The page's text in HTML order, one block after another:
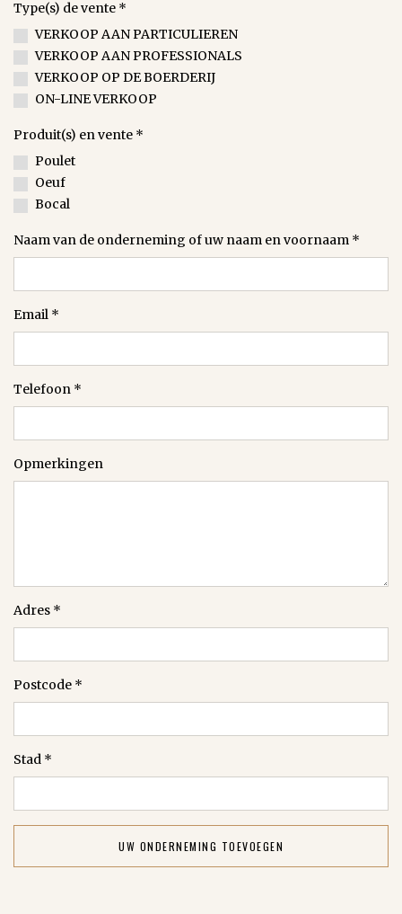
Type(s) de vente *
VERKOOP AAN PARTICULIEREN
VERKOOP AAN PROFESSIONALS
VERKOOP OP DE BOERDERIJ
ON-LINE VERKOOP
Produit(s) en vente *
Poulet
Oeuf
Bocal
Naam van de onderneming of uw naam en voornaam *
Email *
Telefoon *
Opmerkingen
Adres *
Postcode *
Stad *
UW ONDERNEMING TOEVOEGEN